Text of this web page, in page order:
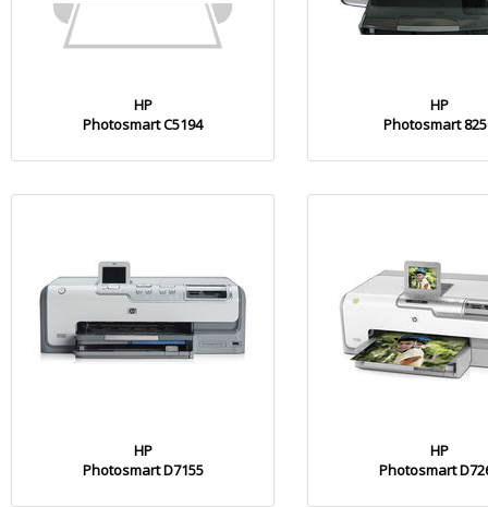
HP
Photosmart C5194
HP
Photosmart
HP
Photosmart D7155
HP
Photosmart